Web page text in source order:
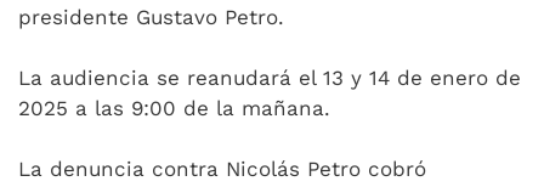
presidente Gustavo Petro.
La audiencia se reanudará el 13 y 14 de enero de
2025 a las 9:00 de la mañana.
La denuncia contra Nicolás Petro cobró